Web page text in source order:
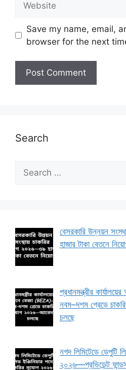
Save my name, email,
browser for the next
Search
Search
for:
বেসরকারি উন্নয়ন
হাজার টাকা বেতনে
প্রধানমন্ত্রীর
নবম–দশম গ্রেডে
চলছে
নগদ লিমিটেডে ডেপুটি
২০২৬—প্রভিডেন্ট